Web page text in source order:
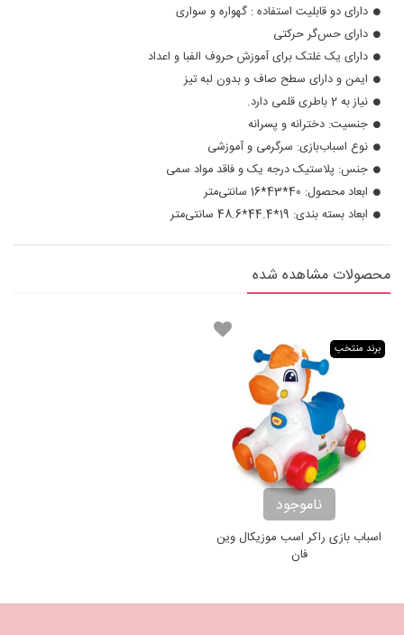
دارای دو قابلیت استفاده : گهواره و سواری
دارای حس‌گر حرکتی
دارای یک غلتک برای آموزش حروف الفبا و اعداد
ایمن و دارای سطح صاف و بدون لبه تیز
نیاز به 2 باطری قلمی دارد.
جنسیت: دخترانه و پسرانه
نوع اسباب‌بازی: سرگرمی و آموزشی
جنس: پلاستیک درجه یک و فاقد مواد سمی
ابعاد محصول: 40*43*16 سانتی‌متر
ابعاد بسته بندی: 19*44.4*48.6 سانتی‌متر
محصولات مشاهده شده
برند منتخب
ناموجود
اسباب بازی راکر اسب موزیکال وین
فان